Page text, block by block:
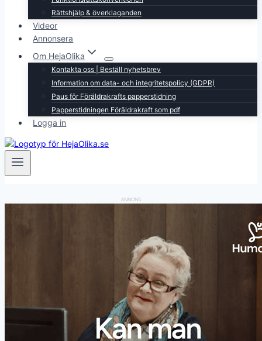
Rättshjälp & överklaganden
Videor
Annonsera
Om HejaOlika
Kontakta oss | Beställ nyhetsbrev
Information om data- och integritetspolicy (GDPR)
Paus för Föräldrakrafts papperstidning
Papperstidningen Föräldrakraft som pdf
Logga in
ANNONS